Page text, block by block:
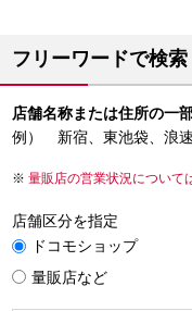
フリーワードで検索
店舗名称または住所の一
例） 新宿、東池袋、浪
量販店の営業状況について
店舗区分を指定
ドコモショップ
量販店など